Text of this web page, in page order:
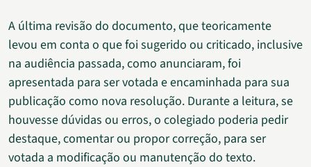
A última revisão do documento, que teoricamente
levou em conta o que foi sugerido ou criticado, inclusive
na audiência passada, como anunciaram, foi
apresentada para ser votada e encaminhada para sua
publicação como nova resolução. Durante a leitura, se
houvesse dúvidas ou erros, o colegiado poderia pedir
destaque, comentar ou propor correção, para ser
votada a modificação ou manutenção do texto.